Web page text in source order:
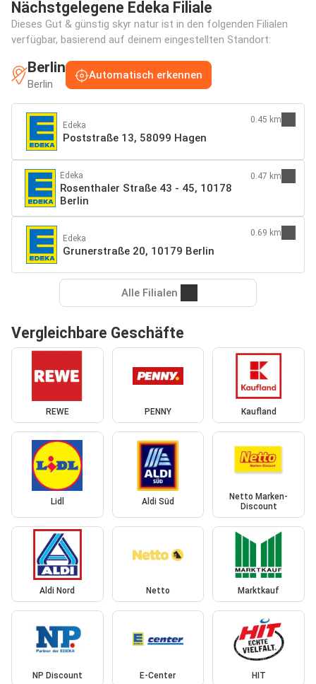
Nächstgelegene Edeka Filiale
Dieses Gut & günstig skyr natur ist in den folgenden Filialen
verfügbar, basierend auf deinem eingestellten Standort:
Berlin
Berlin
Automatisch erkennen
Edeka
Poststraße 13, 58099 Hagen
0.45 km
Edeka
Rosenthaler Straße 43 - 45, 10178
Berlin
0.47 km
Edeka
Grunerstraße 20, 10179 Berlin
0.69 km
Alle Filialen
Vergleichbare Geschäfte
REWE PENNY Kaufland
Lidl Aldi Süd
Netto Marken-
Discount
Aldi Nord Netto Marktkauf
NP Discount E-Center HIT